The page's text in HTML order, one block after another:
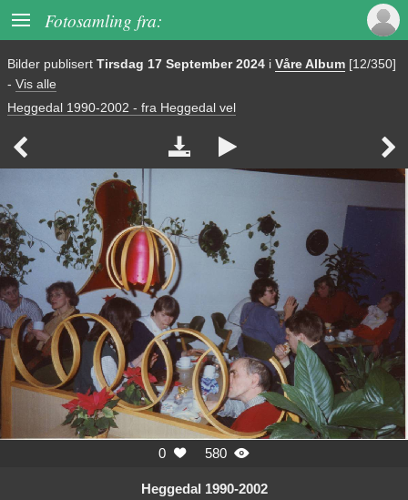
 Fotosamling fra:
Bilder publisert Tirsdag 17 September 2024 i Våre Album [12/350]
- Vis alle
Heggedal 1990-2002 - fra Heggedal vel
   
0  580 
Heggedal 1990-2002